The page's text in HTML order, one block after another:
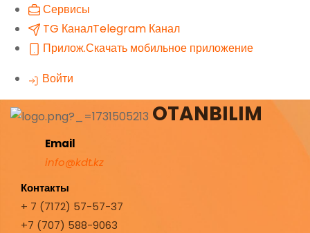
Сервисы
TG КаналTelegram Канал
Прилож.Скачать мобильное приложение
Войти
OTANBILIM
Email
info@kdt.kz
Контакты
+ 7 (7172) 57-57-37
+7 (707) 588-9063